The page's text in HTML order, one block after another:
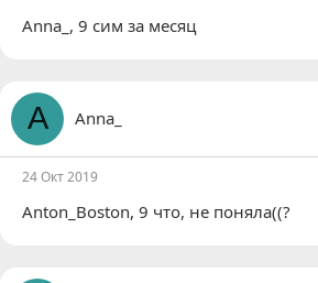
Anna_ , 9 сим за месяц
A Anna_
24 Окт 2019
Anton_Boston, 9 что, не поняла((?